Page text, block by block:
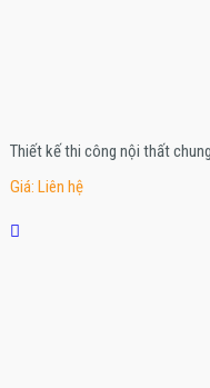
Thiết kế thi công nội thất
Giá: Liên hệ